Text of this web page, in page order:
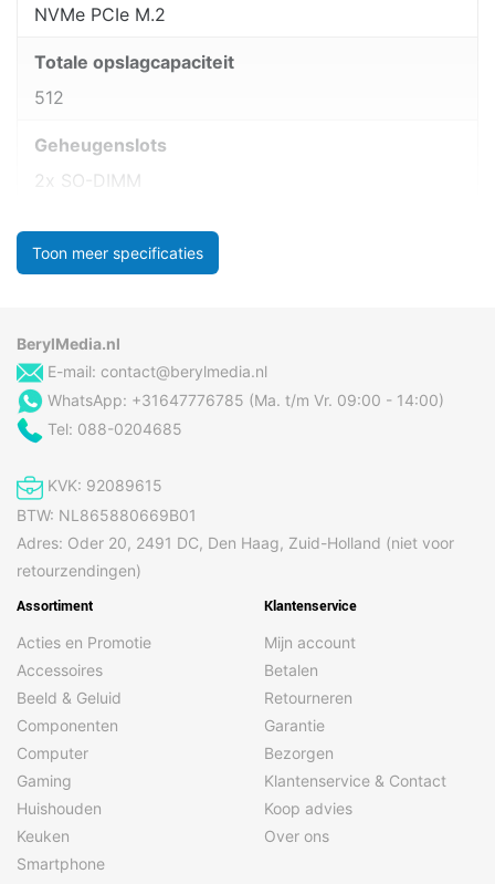
NVMe PCIe M.2
Totale opslagcapaciteit
512
Geheugenslots
2x SO-DIMM
Toon meer specificaties
BerylMedia.nl
E-mail: contact@berylmedia.nl
WhatsApp: +31647776785 (Ma. t/m Vr. 09:00 - 14:00)
Tel: 088-0204685
KVK: 92089615
BTW: NL865880669B01
Adres: Oder 20, 2491 DC, Den Haag, Zuid-Holland (niet voor
retourzendingen)
Assortiment
Acties en Promotie
Accessoires
Beeld & Geluid
Componenten
Computer
Gaming
Huishouden
Keuken
Smartphone
Klantenservice
Mijn account
Betalen
Retourneren
Garantie
Bezorgen
Klantenservice & Contact
Koop advies
Over ons